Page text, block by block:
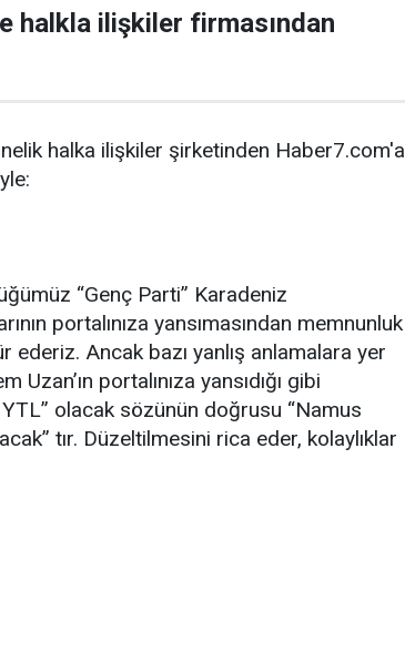
halkla ilişkiler firmasından
halka ilişkiler şirketinden Haber7.com'a
“Genç Parti” Karadeniz
portalınıza yansımasından memnunluk
ederiz. Ancak bazı yanlış anlamalara yer
Uzan’ın portalınıza yansıdığı gibi
YTL” olacak sözünün doğrusu “Namus
tır. Düzeltilmesini rica eder, kolaylıklar